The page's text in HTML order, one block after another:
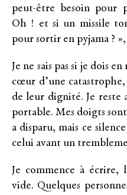
peut-être besoin pour
Oh ! et si un missile
pour sortir en pyjama ?
Je ne sais pas si je dois
cœur d’une
de leur dignité. Je reste
portable. Mes doigts
a disparu, mais ce
celui avant un
Je commence à écrire,
vide. Quelques